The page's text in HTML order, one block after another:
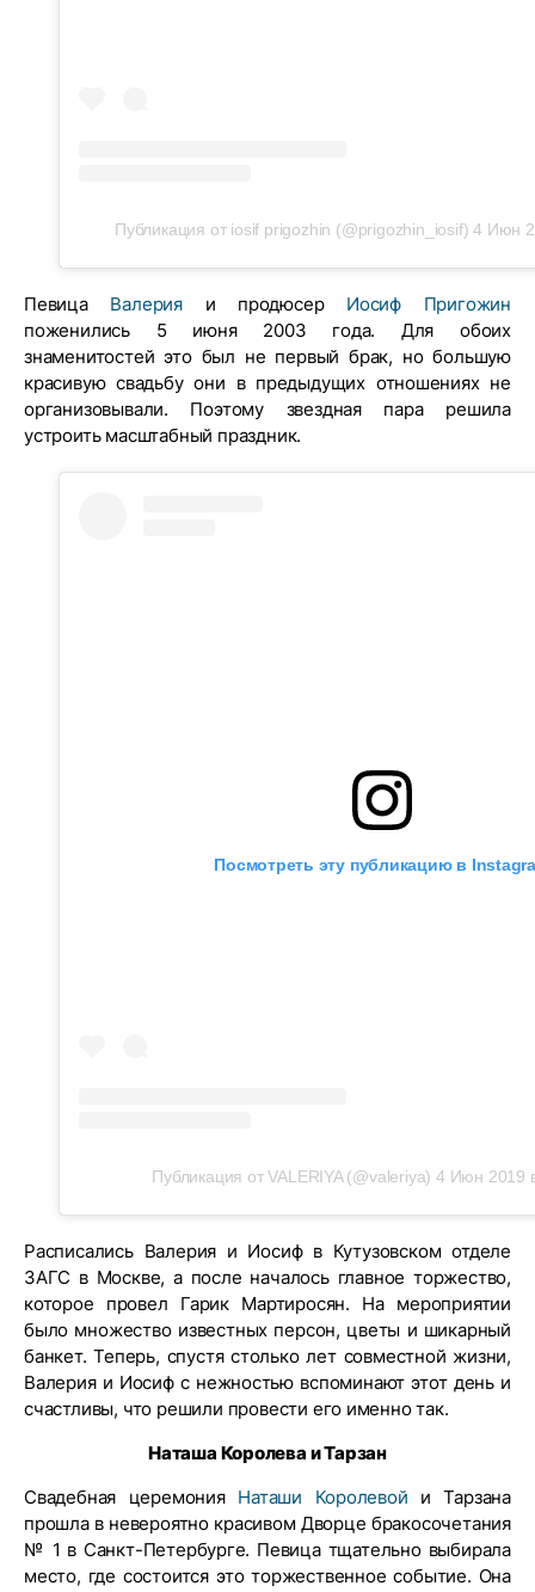
Публикация от iosif prigozhin (@prigozhin_iosif) 4 Июн
Певица Валерия и продюсер Иосиф Пригожин
поженились 5 июня 2003 года. Для обоих
знаменитостей это был не первый брак, но большую
красивую свадьбу они в предыдущих отношениях не
организовывали. Поэтому звездная пара решила
устроить масштабный праздник.
Посмотреть эту публикацию в
Публикация от VALERIYA (@valeriya) 4 Июн 2019
Расписались Валерия и Иосиф в Кутузовском отделе
ЗАГС в Москве, а после началось главное торжество,
которое провел Гарик Мартиросян. На мероприятии
было множество известных персон, цветы и шикарный
банкет. Теперь, спустя столько лет совместной жизни,
Валерия и Иосиф с нежностью вспоминают этот день и
счастливы, что решили провести его именно так.
Наташа Королева и Тарзан
Свадебная церемония Наташи Королевой и Тарзана
прошла в невероятно красивом Дворце бракосочетания
№ 1 в Санкт-Петербурге. Певица тщательно выбирала
место, где состоится это торжественное событие. Она